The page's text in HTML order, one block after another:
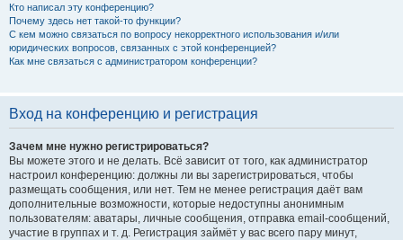
Кто написал эту конференцию?
Почему здесь нет такой-то функции?
С кем можно связаться по вопросу некорректного использования и/или
юридических вопросов, связанных с этой конференцией?
Как мне связаться с администратором конференции?
Вход на конференцию и регистрация
Зачем мне нужно регистрироваться?
Вы можете этого и не делать. Всё зависит от того, как администратор
настроил конференцию: должны ли вы зарегистрироваться, чтобы
размещать сообщения, или нет. Тем не менее регистрация даёт вам
дополнительные возможности, которые недоступны анонимным
пользователям: аватары, личные сообщения, отправка email-сообщений,
участие в группах и т. д. Регистрация займёт у вас всего пару минут,